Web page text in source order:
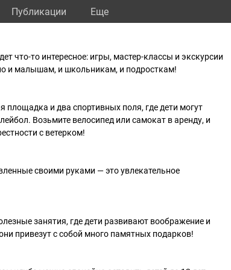
Публикации Eще
что-то интересное: игры, мастер-классы и экскурсии
и малышам, и школьникам, и подросткам!
площадка и два спортивных поля, где дети могут
Возьмите велосипед или самокат в аренду, и
с ветерком!
своими руками — это увлекательное
занятия, где дети развивают воображение и
привезут с собой много памятных подарков!